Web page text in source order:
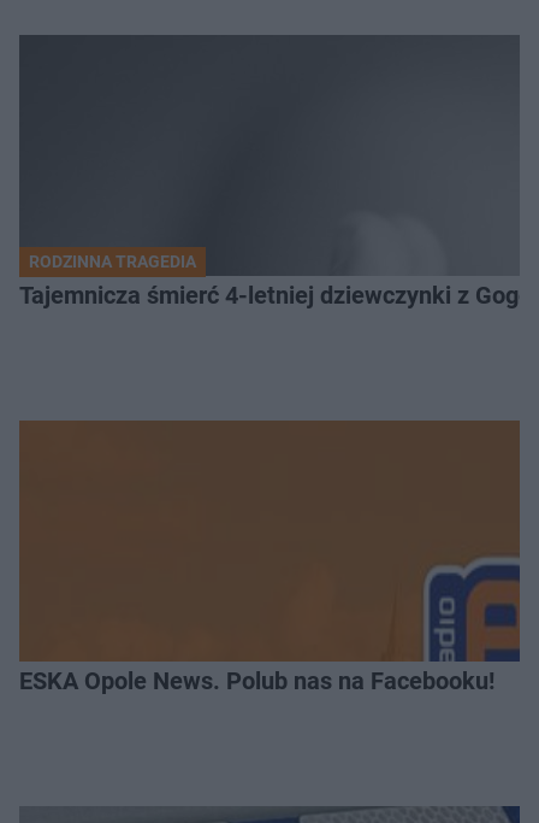
RODZINNA TRAGEDIA
Tajemnicza śmierć 4-letniej dziewczynki z
ESKA Opole News. Polub nas na Facebooku!